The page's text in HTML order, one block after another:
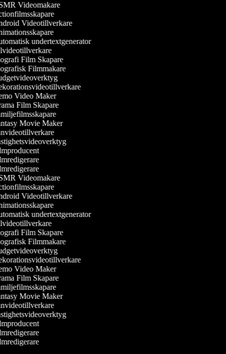
Videomakare
Videotillverkare
undertextgenerator
Film Skapare
Filmmakare
Video Maker
Film Skapare
Movie Maker
Videomakare
Videotillverkare
undertextgenerator
Film Skapare
Filmmakare
Video Maker
Film Skapare
Movie Maker